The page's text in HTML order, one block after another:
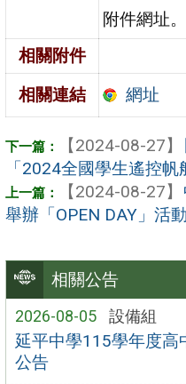
相關公告
2026-08-05 設備組
延平中學115學年度
公告
附件網址。
相關附件
相關連結
網址
【2024-08-27】
「2024全國學生遙控帆
【2024-08-27】
舉辦「OPEN DAY」活